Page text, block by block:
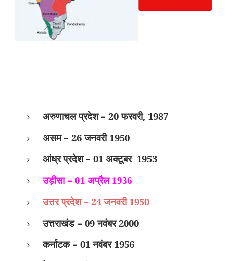
अरुणाचल प्रदेश– 20 फरवरी, 1987
असम – 26 जनवरी 1950
आंध्र प्रदेश– 01 अक्टूबर 1953
उड़ीसा– 01 अप्रैल 1936
उत्तर प्रदेश– 24 जनवरी 1950
उत्तराखंड – 09 नवंबर 2000
कर्नाटक– 01 नवंबर 1956